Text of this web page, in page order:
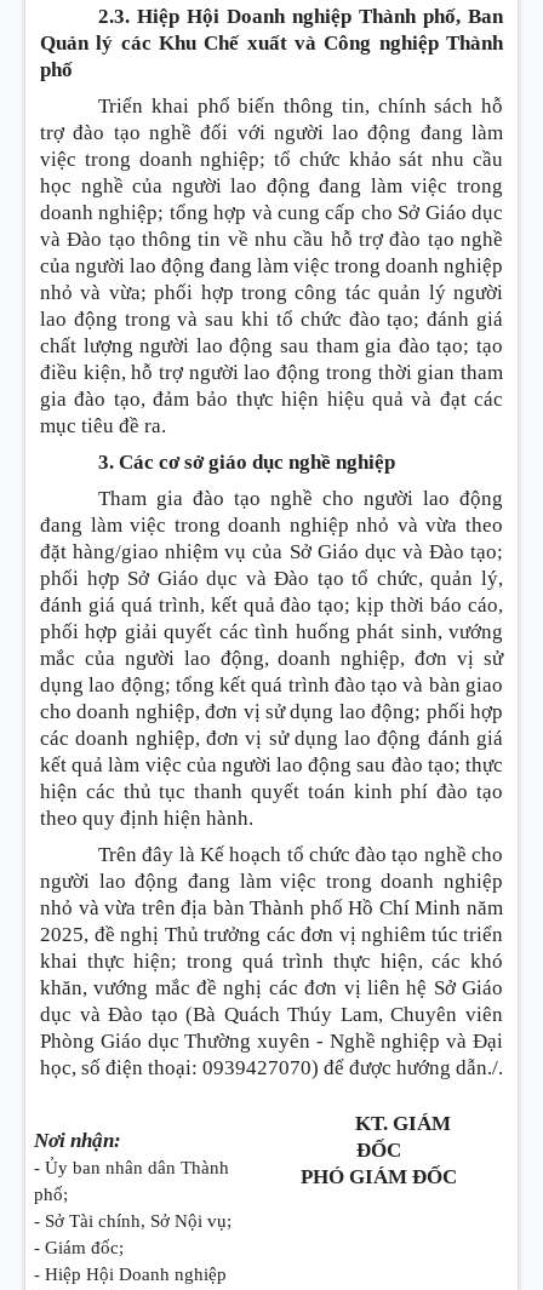
2.3. Hiệp Hội Doanh nghiệp Thành phố, Ban
Quản lý các Khu Chế xuất và Công nghiệp Thành
phố
Triển khai phổ biến thông tin, chính sách hỗ
trợ đào tạo nghề đối với người lao động đang làm
việc trong doanh nghiệp; tổ chức khảo sát nhu cầu
học nghề của người lao động đang làm việc trong
doanh nghiệp; tổng hợp và cung cấp cho Sở Giáo dục
và Đào tạo thông tin về nhu cầu hỗ trợ đào tạo nghề
của người lao động đang làm việc trong doanh nghiệp
nhỏ và vừa; phối hợp trong công tác quản lý người
lao động trong và sau khi tổ chức đào tạo; đánh giá
chất lượng người lao động sau tham gia đào tạo; tạo
điều kiện, hỗ trợ người lao động trong thời gian tham
gia đào tạo, đảm bảo thực hiện hiệu quả và đạt các
mục tiêu đề ra.
3. Các cơ sở giáo dục nghề nghiệp
Tham gia đào tạo nghề cho người lao động
đang làm việc trong doanh nghiệp nhỏ và vừa theo
đặt hàng/giao nhiệm vụ của Sở Giáo dục và Đào tạo;
phối hợp Sở Giáo dục và Đào tạo tổ chức, quản lý,
đánh giá quá trình, kết quả đào tạo; kịp thời báo cáo,
phối hợp giải quyết các tình huống phát sinh, vướng
mắc của người lao động, doanh nghiệp, đơn vị sử
dụng lao động; tổng kết quá trình đào tạo và bàn giao
cho doanh nghiệp, đơn vị sử dụng lao động; phối hợp
các doanh nghiệp, đơn vị sử dụng lao động đánh giá
kết quả làm việc của người lao động sau đào tạo; thực
hiện các thủ tục thanh quyết toán kinh phí đào tạo
theo quy định hiện hành.
Trên đây là Kế hoạch tổ chức đào tạo nghề cho
người lao động đang làm việc trong doanh nghiệp
nhỏ và vừa trên địa bàn Thành phố Hồ Chí Minh năm
2025, đề nghị Thủ trưởng các đơn vị nghiêm túc triển
khai thực hiện; trong quá trình thực hiện, các khó
khăn, vướng mắc đề nghị các đơn vị liên hệ Sở Giáo
dục và Đào tạo (Bà Quách Thúy Lam, Chuyên viên
Phòng Giáo dục Thường xuyên - Nghề nghiệp và Đại
học, số điện thoại: 0939427070) để được hướng dẫn./.
Nơi nhận:
- Ủy ban nhân dân Thành
phố;
- Sở Tài chính, Sở Nội vụ;
- Giám đốc;
- Hiệp Hội Doanh nghiệp
KT. GIÁM
ĐỐC
PHÓ GIÁM ĐỐC